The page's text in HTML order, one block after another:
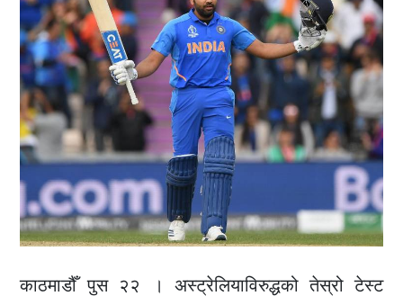
काठमाडौँ पुस २२ । अस्ट्रेलियाविरुद्धको तेस्रो टेस्ट